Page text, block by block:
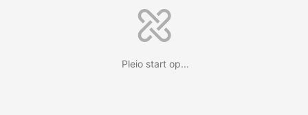
Pleio start op...